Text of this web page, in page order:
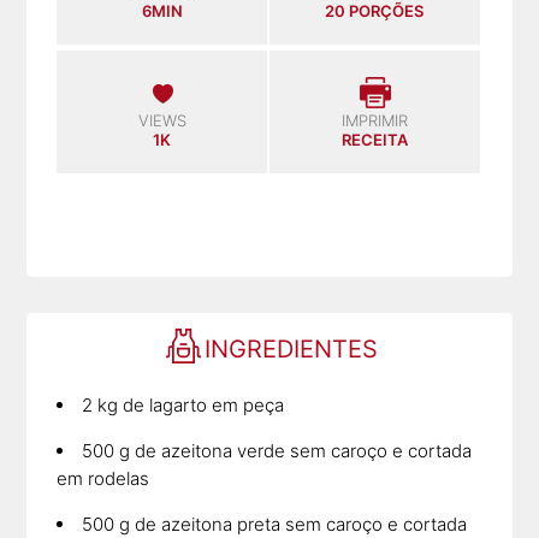
6MIN
20 PORÇÕES
VIEWS
1K
IMPRIMIR
RECEITA
INGREDIENTES
2 kg de lagarto em peça
500 g de azeitona verde sem caroço e cortada
em rodelas
500 g de azeitona preta sem caroço e cortada